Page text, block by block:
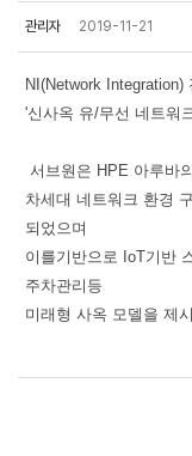
관리자 2019-11-21
NI(Network
'신사옥 유/무선 네트워
서브원은 HPE 아루바
차세대 네트워크 환경
되었으며
이를기반으로 IoT기반
주차관리등
미래형 사옥 모델을 제